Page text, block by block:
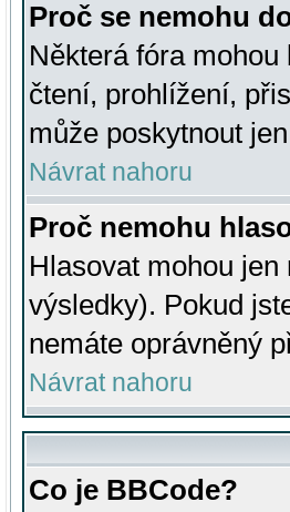
Proč se nemohu
Některá fóra
čtení, prohlížení,
může poskytnout
Návrat nahoru
Proč nemohu
Hlasovat mohou
výsledky). Pokud
nemáte oprávněný
Návrat nahoru
Co je BBCode?